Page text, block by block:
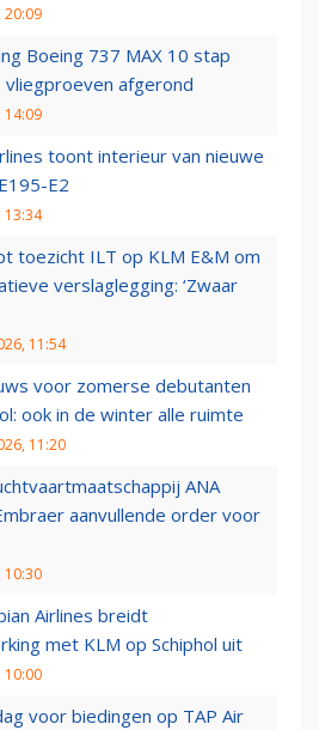
20:09
Boeing 737 MAX 10 stap
vliegproeven afgerond
14:09
toont interieur van nieuwe
E2
13:34
toezicht ILT op KLM E&M om
verslaglegging: ‘Zwaar
11:54
voor zomerse debutanten
ook in de winter alle ruimte
11:20
ANA
aanvullende order voor
10:30
Airlines breidt
met KLM op Schiphol uit
10:00
voor biedingen op TAP Air